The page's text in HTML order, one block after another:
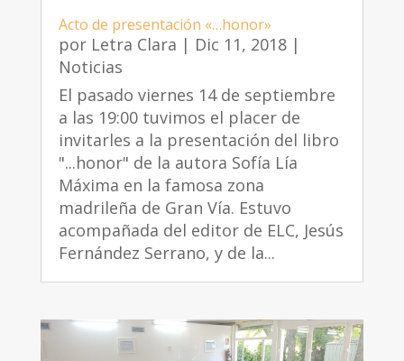
Acto de presentación «…honor»
por Letra Clara | Dic 11, 2018|
Noticias
El pasado viernes 14 de septiembre
a las 19:00 tuvimos el placer de
invitarles a la presentación del libro
"...honor" de la autora Sofía Lía
Máxima en la famosa zona
madrileña de Gran Vía. Estuvo
acompañada del editor de ELC, Jesús
Fernández Serrano, y de la...